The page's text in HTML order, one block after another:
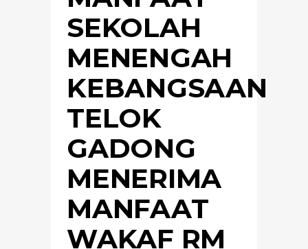
SEKOLAH
MENENGAH
KEBANGSAAN
TELOK
GADONG
MENERIMA
MANFAAT
WAKAF RM